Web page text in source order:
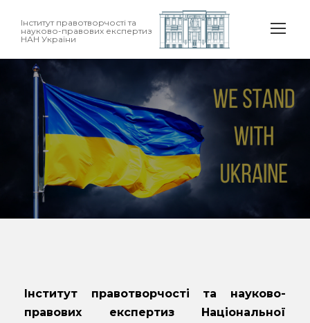
Інститут правотворчості та
науково-правових експертиз
НАН України
Інститут правотворчості та науково-
правових експертиз Національної